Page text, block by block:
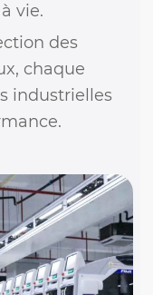
vie.
des
chaque
industrielles